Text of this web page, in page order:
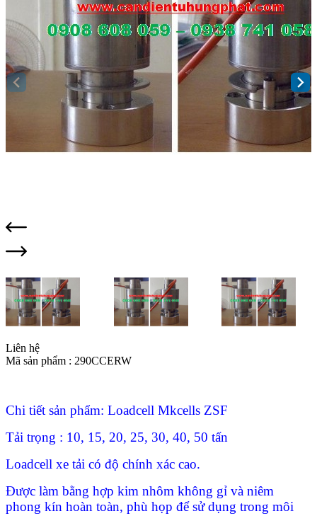
Liên hệ
Mã sản phẩm : 290CCERW
Chi tiết sản phẩm: Loadcell Mkcells ZSF
Tải trọng : 10, 15, 20, 25, 30, 40, 50 tấn
Loadcell xe tải có độ chính xác cao.
Được làm bằng hợp kim nhôm không gỉ và niêm
phong kín hoàn toàn, phù họp để sử dụng trong môi